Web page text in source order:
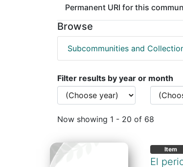
Permanent URI for this
Browse
Subcommunities and
Browsing Facultad
Filter results by year or month
Now showing 1 - 20 of 68
Item
El